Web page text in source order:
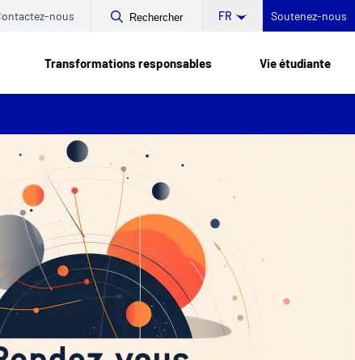
nous Rechercher FR Soutenez-nous
Transformations responsables Vie étudiante